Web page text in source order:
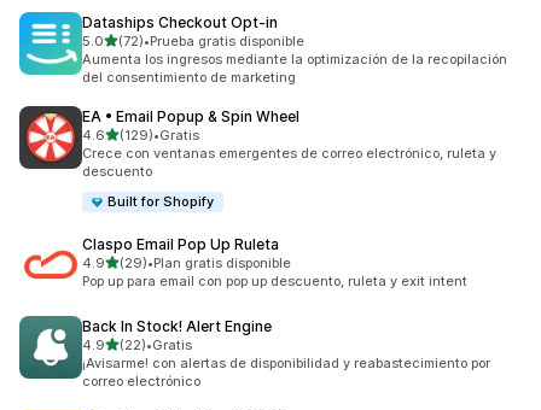
Dataships Checkout Opt‑in
5.0de 5 estrellas
(72)
72 reseñas en total
•Prueba gratis disponible
Aumenta los ingresos mediante la optimización de la recopilación
del consentimiento de marketing
EA • Email Popup & Spin Wheel
4.6de 5 estrellas
(129)
129 reseñas en total
•Gratis
Crece con ventanas emergentes de correo electrónico, ruleta y
descuento
Built for Shopify
Claspo Email Pop Up Ruleta
4.9de 5 estrellas
(29)
29 reseñas en total
•Plan gratis disponible
Pop up para email con pop up descuento, ruleta y exit intent
Back In Stock! Alert Engine
4.9de 5 estrellas
(22)
22 reseñas en total
•Gratis
¡Avisarme! con alertas de disponibilidad y reabastecimiento por
correo electrónico